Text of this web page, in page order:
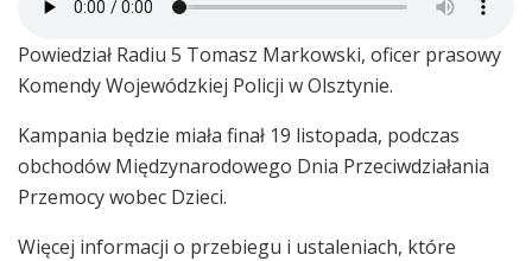
Powiedział Radiu 5 Tomasz Markowski, oficer prasowy
Komendy Wojewódzkiej Policji w Olsztynie.
Kampania będzie miała finał 19 listopada, podczas
obchodów Międzynarodowego Dnia Przeciwdziałania
Przemocy wobec Dzieci.
Więcej informacji o przebiegu i ustaleniach, które